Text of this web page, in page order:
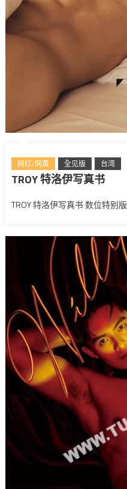
网红/网黄 全见版 台湾
TROY 特洛伊写真书
TROY 特洛伊写真书 数位特别版